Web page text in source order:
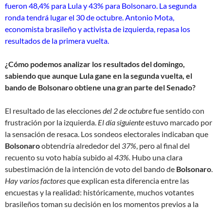
fueron 48,4% para Lula y 43% para Bolsonaro. La segunda
ronda tendrá lugar el 30 de octubre. Antonio Mota,
economista brasileño y activista de izquierda, repasa los
resultados de la primera vuelta.
¿Cómo podemos analizar los resultados del domingo,
sabiendo que aunque Lula gane en la segunda vuelta, el
bando de Bolsonaro obtiene una gran parte del Senado?
El resultado de las eleccionesdel 2 de octubrefue sentido con
frustración por la izquierda. El día siguienteestuvo marcado por
la sensación de resaca. Los sondeos electorales indicaban que
Bolsonaroobtendría alrededor del 37%, pero al final del
recuento su voto había subido al 43%. Hubo una clara
subestimación de la intención de voto del bando de Bolsonaro.
Hay varios factoresque explican esta diferencia entre las
encuestas y la realidad: históricamente, muchos votantes
brasileños toman su decisión en los momentos previos a la